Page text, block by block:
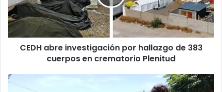
de
383
cuerpos
en
crematorio
CEDH abre investigación por hallazgo de 383
cuerpos en crematorio Plenitud
Policía